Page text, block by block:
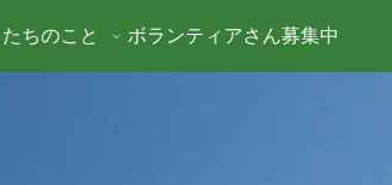
ちのこと ボランティアさん募集中